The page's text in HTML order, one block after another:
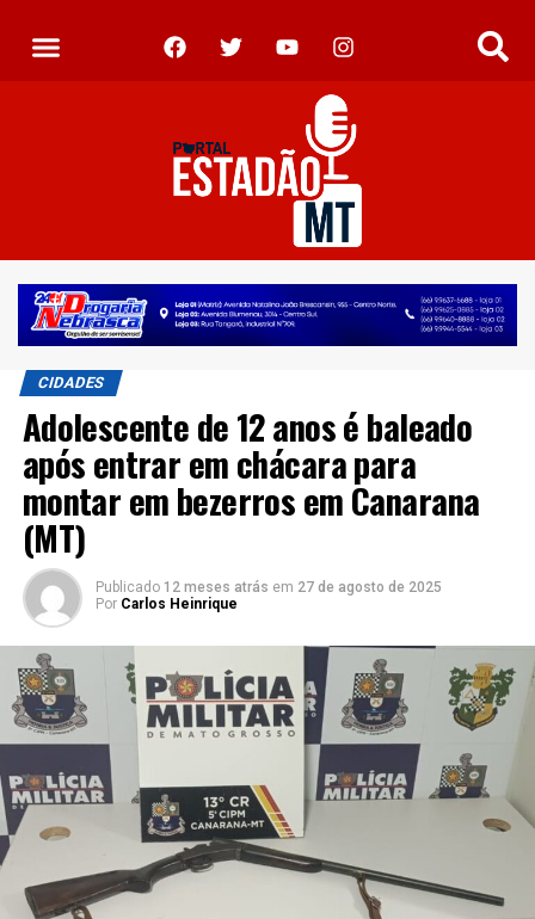
CIDADES
Adolescente de 12 anos é baleado
após entrar em chácara para
montar em bezerros em Canarana
(MT)
Publicado 12 meses atrás em 27 de agosto de 2025
Por Carlos Heinrique